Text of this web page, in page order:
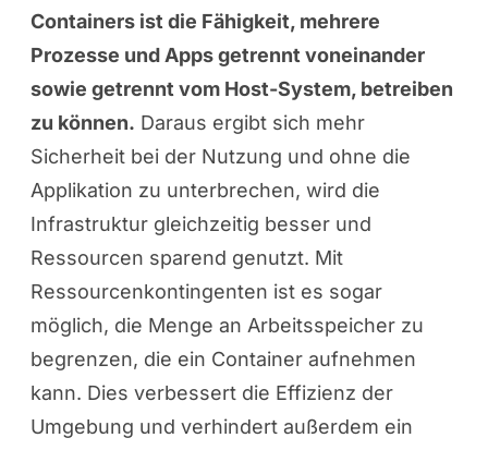
Containers ist die Fähigkeit, mehrere
Prozesse und Apps getrennt voneinander
sowie getrennt vom Host-System, betreiben
zu können. Daraus ergibt sich mehr
Sicherheit bei der Nutzung und ohne die
Applikation zu unterbrechen, wird die
Infrastruktur gleichzeitig besser und
Ressourcen sparend genutzt. Mit
Ressourcenkontingenten ist es sogar
möglich, die Menge an Arbeitsspeicher zu
begrenzen, die ein Container aufnehmen
kann. Dies verbessert die Effizienz der
Umgebung und verhindert außerdem ein